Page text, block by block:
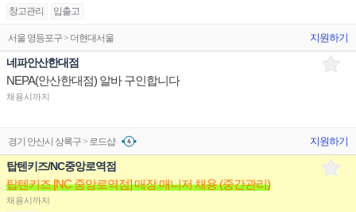
창고관리 입출고
서울 영등포구 > 더현대서울 지원하기
네파안산한대점
NEPA(안산한대점) 알바 구인합니다
채용시까지
경기 안산시 상록구 > 로드샵 지원하기
탑텐키즈/NC중앙로역점
탑텐키즈 [NC 중앙로역점] 매장 매니저 채용 (중간관리)
채용시까지